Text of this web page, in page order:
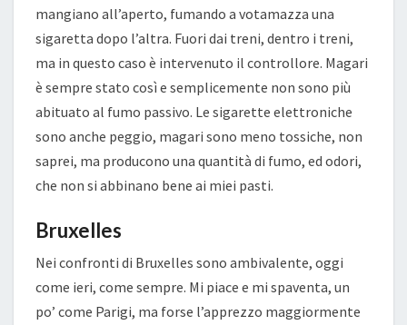
mangiano all’aperto, fumando a votamazza una
sigaretta dopo l’altra. Fuori dai treni, dentro i treni,
ma in questo caso è intervenuto il controllore. Magari
è sempre stato così e semplicemente non sono più
abituato al fumo passivo. Le sigarette elettroniche
sono anche peggio, magari sono meno tossiche, non
saprei, ma producono una quantità di fumo, ed odori,
che non si abbinano bene ai miei pasti.
Bruxelles
Nei confronti di Bruxelles sono ambivalente, oggi
come ieri, come sempre. Mi piace e mi spaventa, un
po’ come Parigi, ma forse l’apprezzo maggiormente